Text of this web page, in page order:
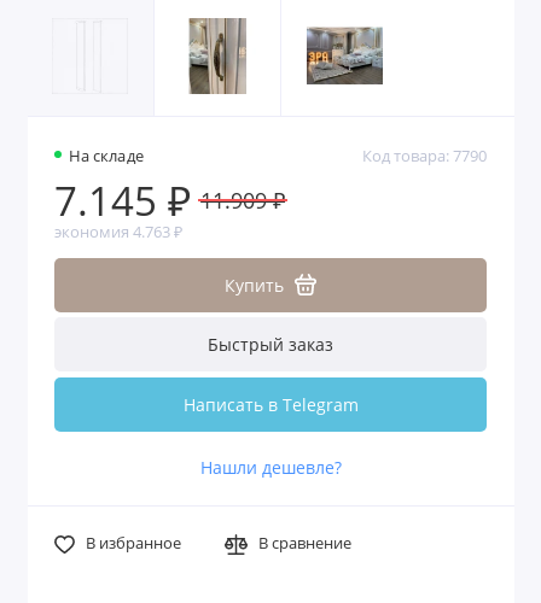
На складе Код товара: 7790
7.145 ₽ 11.909 ₽
экономия 4.763 ₽
Купить
Быстрый заказ
Написать в Telegram
Нашли дешевле?
В избранное В сравнение